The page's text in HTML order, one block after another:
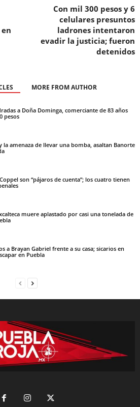
Con mil 300 pesos y 6
celulares presuntos
ladrones intentaron
evadir la justicia; fueron
detenidos
MORE FROM AUTHOR
a Doña Dominga, comerciante de 83 años
pesos
la amenaza de llevar una bomba, asaltan Banorte
son “pájaros de cuenta”; los cuatro tienen
muere aplastado por casi una tonelada de
a Brayan Gabriel frente a su casa; sicarios en
en Puebla